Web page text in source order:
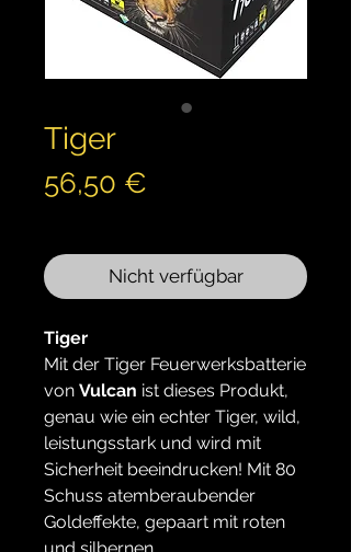
Tiger
56,50 €
Nicht verfügbar
Tiger
Mit der Tiger Feuerwerksbatterie
von Vulcan ist dieses Produkt,
genau wie ein echter Tiger, wild,
leistungsstark und wird mit
Sicherheit beeindrucken! Mit 80
Schuss atemberaubender
Goldeffekte, gepaart mit roten